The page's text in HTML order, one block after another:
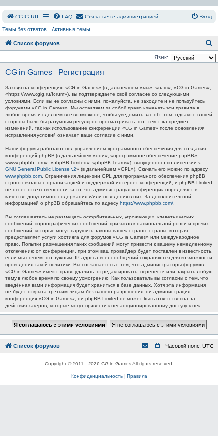
СGIG.RU FAQ Связаться с администрацией Вход
Темы без ответов Активные темы
Список форумов
о
Язык:
CG in Games - Регистрация
Заходя на конференцию «CG in Games» (в дальнейшем «мы», «наш», «CG in Games»,
«https://www.cgig.ru/forum»), вы подтверждаете своё согласие со следующими
условиями. Если вы не согласны с ними, пожалуйста, не заходите и не пользуйтесь
форумами «CG in Games». Мы оставляем за собой право изменять эти правила в
любое время и сделаем всё возможное, чтобы уведомить вас об этом, однако с вашей
стороны было бы разумным регулярно просматривать этот текст на предмет
изменений, так как использование конференции «CG in Games» после обновления/
исправления условий означает ваше согласие с ними.
Наши форумы работают под управлением программного обеспечения для создания
конференций phpBB (в дальнейшем «они», «программное обеспечение phpBB»,
«www.phpbb.com», «phpBB Limited», «phpBB Teams»), выпущенного по лицензии «
GNU General Public License v2» (в дальнейшем «GPL»). Скачать его можно по адресу
www.phpbb.com . Ограничения лицензии GPL для программного обеспечения phpBB
строго связаны с организацией и поддержкой интернет-конференций, и phpBB Limited
не несёт ответственности за то, что администрация конференций определяет в
качестве допустимого содержания и/или поведения в них. За дополнительной
информацией о phpBB обращайтесь по адресу https://www.phpbb.com/
Вы соглашаетесь не размещать оскорбительных, угрожающих, клеветнических
сообщений, порнографических сообщений, призывов к национальной розни и прочих
сообщений, которые могут нарушить законы вашей страны, страны, которая
предоставляет услуги хостинга для форумов «CG in Games» или международное
право. Попытки размещения таких сообщений могут привести к вашему немедленному
отключению от конференции, при этом ваш провайдер будет поставлен в известность,
если мы сочтём это нужным. IP-адреса всех сообщений сохраняются для возможности
проведения такой политики. Вы соглашаетесь с тем, что администраторы форумов
«CG in Games» имеют право удалить, отредактировать, перенести или закрыть любую
тему в любое время по своему усмотрению. Как пользователь вы согласны с тем, что
введённая вами информация будет храниться в базе данных. Хотя эта информация
не будет открыта третьим лицам без вашего разрешения, ни администрация
конференции «CG in Games», ни phpBB Limited не может быть ответственна за
действия хакеров, которые могут привести к несанкционированному доступу к ней.
Список форумов Часовой пояс: UTC
Copyright © 2011 - 2026 CG in Games All rights reserved.
Конфиденциальность| Правила